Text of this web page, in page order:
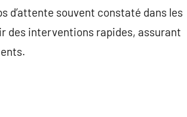
d’attente souvent constaté dans les
des interventions rapides, assurant